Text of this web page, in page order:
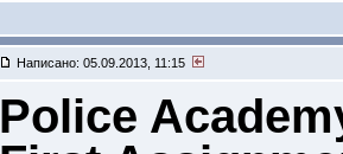
Написано: 05.09.2013, 11:15
Police